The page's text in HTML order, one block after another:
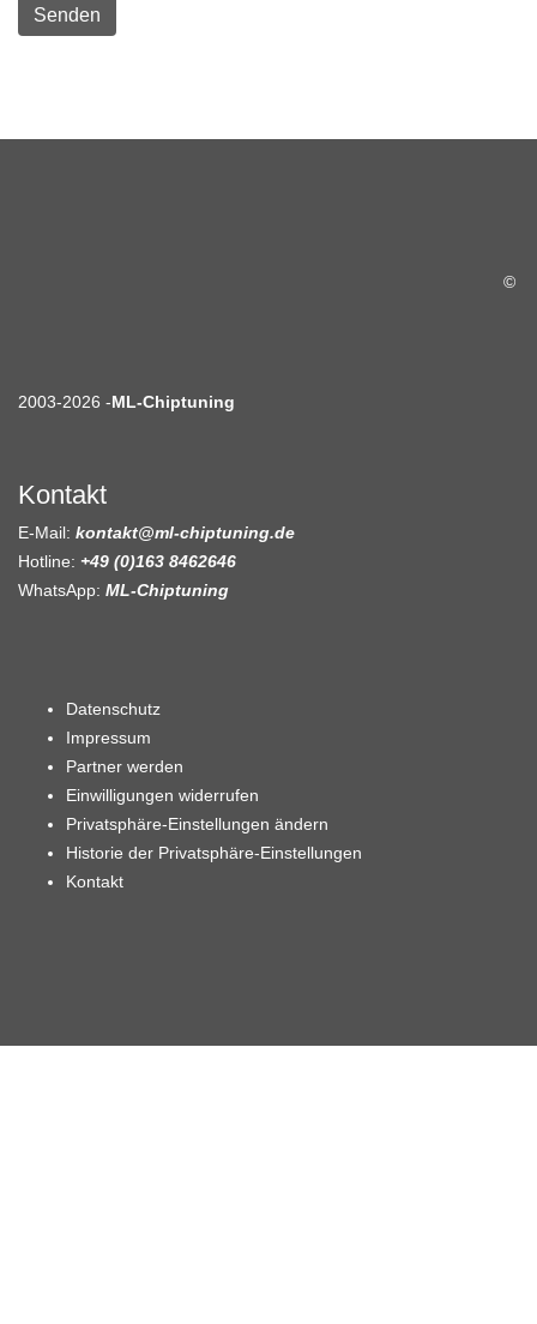
©
2003-2026 -ML-Chiptuning
Kontakt
E-Mail: kontakt@ml-chiptuning.de
Hotline: +49 (0)163 8462646
WhatsApp: ML-Chiptuning
Datenschutz
Impressum
Partner werden
Einwilligungen widerrufen
Privatsphäre-Einstellungen ändern
Historie der Privatsphäre-Einstellungen
Kontakt